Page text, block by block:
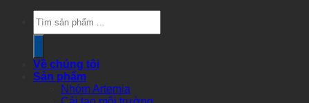
search
Về chúng tôi
Sản phẩm
Nhóm Artemia